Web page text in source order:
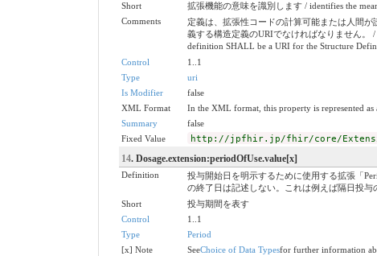
Short
拡張機能の意味を識別します / identifies the
Comments
定義は、拡張性コードの計算可能または人間
義する構造定義のURIでなければなりません。 /
definition SHALL be a URI for the Structure
Control
1..1
Type
uri
Is Modifier
false
XML Format
In the XML format, this property is represented as
Summary
false
Fixed Value
http://jpfhir.jp/fhir/core/
14. Dosage.extension:periodOfUse.value[x]
Definition
投与開始日を明示するために使用する拡張「
の終了日は記述しない。これは例えば隔日投与
Short
投与期間を表す
Control
1..1
Type
Period
[x] Note
SeeChoice of Data Typesfor further information